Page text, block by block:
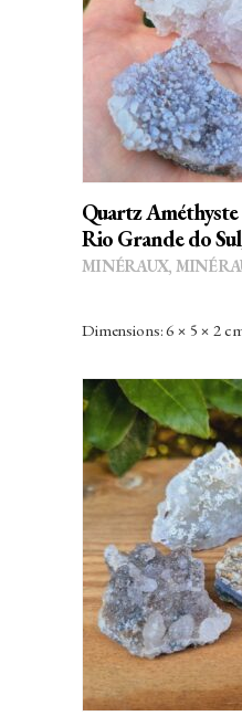
Quartz
Rio Grande do
MINÉRAUX,
Dimensions: 6 × 5 × 2